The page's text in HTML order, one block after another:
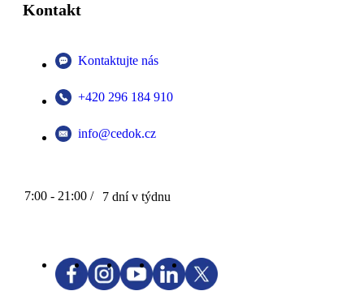
Kontakt
Kontaktujte nás
+420 296 184 910
info@cedok.cz
7:00 - 21:00 / 7 dní v týdnu